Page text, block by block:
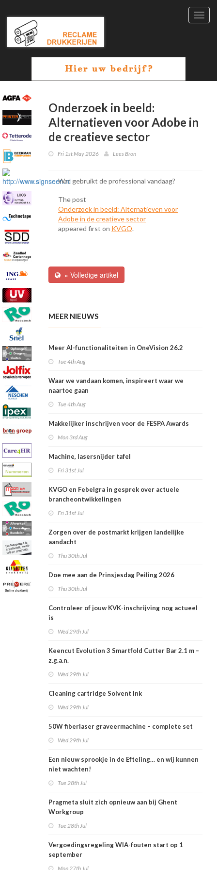
Onderzoek in beeld:
Alternatieven voor Adobe in
de creatieve sector
Fri 1st May 2026 Lees Bron
Wat gebruikt de professional vandaag?
The post
Onderzoek in beeld: Alternatieven voor
Adobe in de creatieve sector
appeared first on KVGO.
» Volledige artikel
MEER NIEUWS
Meer AI-functionaliteiten in OneVision 26.2
Tue 4th Aug
Waar we vandaan komen, inspireert waar we
naartoe gaan
Tue 4th Aug
Makkelijker inschrijven voor de FESPA Awards
Mon 3rd Aug
Machine, lasersnijder tafel
Fri 31st Jul
KVGO en Febelgra in gesprek over actuele
brancheontwikkelingen
Fri 31st Jul
Zorgen over de postmarkt krijgen landelijke
aandacht
Thu 30th Jul
Doe mee aan de Prinsjesdag Peiling 2026
Thu 30th Jul
Controleer of jouw KVK-inschrijving nog actueel
is
Wed 29th Jul
Keencut Evolution 3 Smartfold Cutter Bar 2.1 m –
z.g.a.n.
Wed 29th Jul
Cleaning cartridge Solvent Ink
Wed 29th Jul
50W fiberlaser graveermachine – complete set
Wed 29th Jul
Een nieuw sprookje in de Efteling… en wij kunnen
niet wachten!
Tue 28th Jul
Pragmeta sluit zich opnieuw aan bij Ghent
Workgroup
Tue 28th Jul
Vergoedingsregeling WIA-fouten start op 1
september
Mon 27th Jul